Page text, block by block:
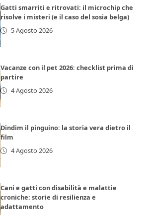
Gatti smarriti e ritrovati: il microchip che
risolve i misteri (e il caso del sosia belga)
5 Agosto 2026
Vacanze con il pet 2026: checklist prima di
partire
4 Agosto 2026
Dindim il pinguino: la storia vera dietro il
film
4 Agosto 2026
Cani e gatti con disabilità e malattie
croniche: storie di resilienza e
adattamento